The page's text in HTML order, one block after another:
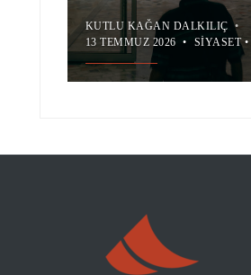
KUTLU KAĞAN DALKILIÇ •
13 TEMMUZ 2026 • SIYASET•